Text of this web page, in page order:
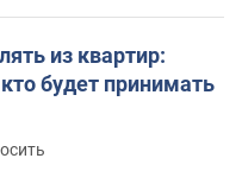
из квартир:
будет принимать